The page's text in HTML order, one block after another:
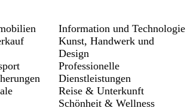
Information und Technologie
Kunst, Handwerk und
Design
Professionelle
Dienstleistungen
Reise & Unterkunft
Schönheit & Wellness